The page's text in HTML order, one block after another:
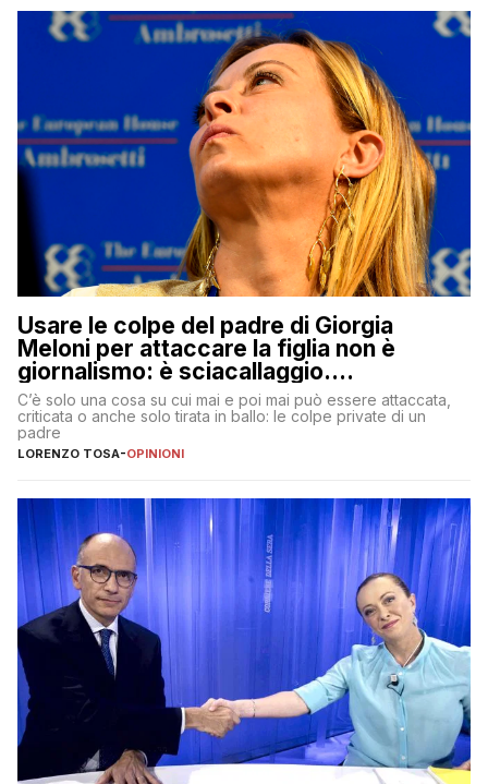
Usare le colpe del padre di Giorgia
Meloni per attaccare la figlia non è
giornalismo: è sciacallaggio.
Dimostriamo di essere diversi
C’è solo una cosa su cui mai e poi mai può essere attaccata,
criticata o anche solo tirata in ballo: le colpe private di un
padre
LORENZO TOSA-OPINIONI